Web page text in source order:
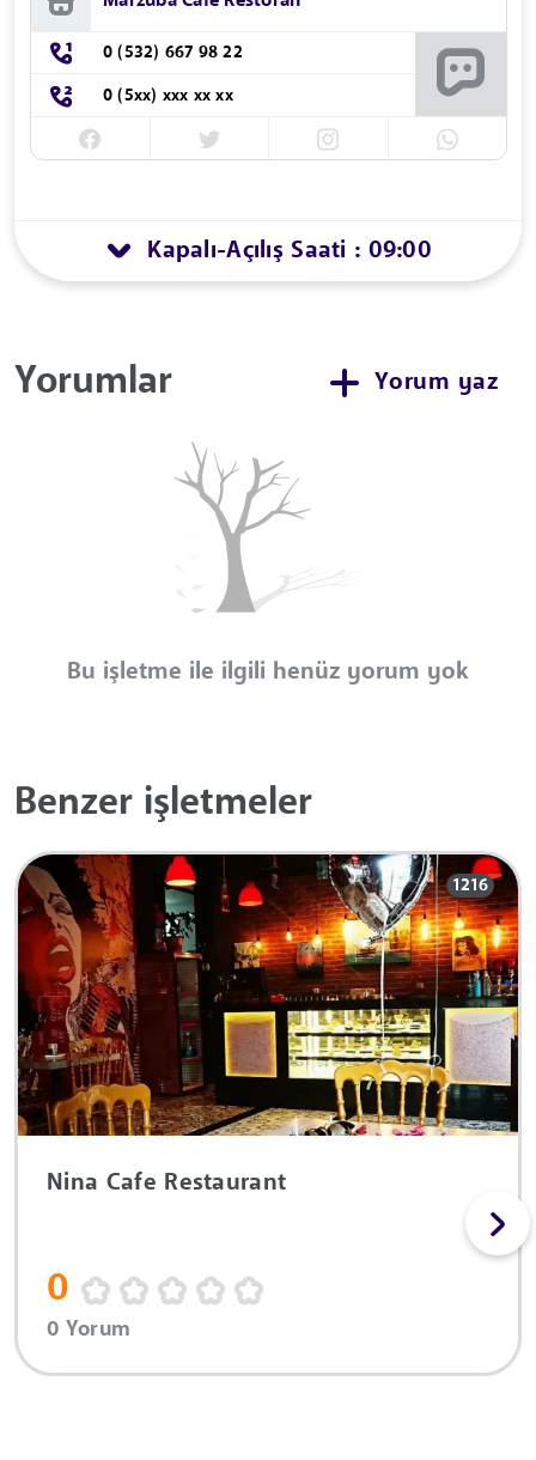
0 (532) 667 98 22
0 (5xx) xxx xx xx
Kapalı-Açılış Saati : 09:00
Yorumlar Yorum yaz
Bu işletme ile ilgili henüz yorum yok
Benzer işletmeler
1216
Nina Cafe Restaurant
0
0 Yorum